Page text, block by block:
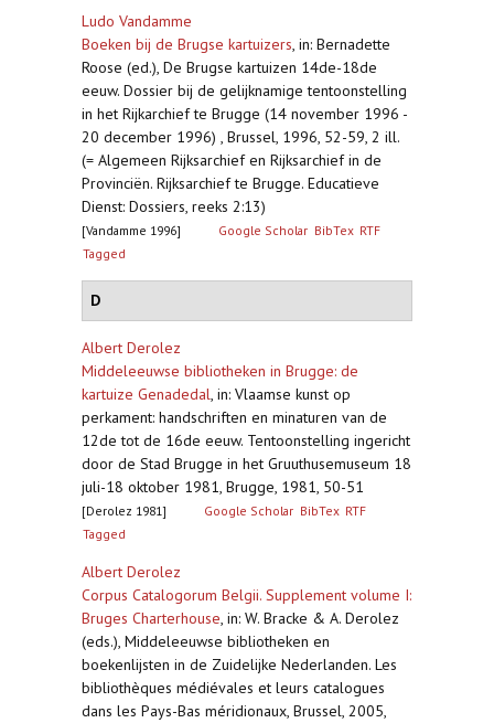
Ludo Vandamme
Boeken bij de Brugse kartuizers, in: Bernadette
Roose (ed.), De Brugse kartuizen 14de-18de
eeuw. Dossier bij de gelijknamige tentoonstelling
in het Rijkarchief te Brugge (14 november 1996 -
20 december 1996) , Brussel, 1996, 52-59, 2 ill.
(= Algemeen Rijksarchief en Rijksarchief in de
Provinciën. Rijksarchief te Brugge. Educatieve
Dienst: Dossiers, reeks 2:13)
[Vandamme 1996] Google Scholar BibTex RTF
Tagged
D
Albert Derolez
Middeleeuwse bibliotheken in Brugge: de
kartuize Genadedal, in: Vlaamse kunst op
perkament: handschriften en minaturen van de
12de tot de 16de eeuw. Tentoonstelling ingericht
door de Stad Brugge in het Gruuthusemuseum 18
juli-18 oktober 1981, Brugge, 1981, 50-51
[Derolez 1981] Google Scholar BibTex RTF
Tagged
Albert Derolez
Corpus Catalogorum Belgii. Supplement volume I:
Bruges Charterhouse, in: W. Bracke & A. Derolez
(eds.), Middeleeuwse bibliotheken en
boekenlijsten in de Zuidelijke Nederlanden. Les
bibliothèques médiévales et leurs catalogues
dans les Pays-Bas méridionaux, Brussel, 2005,